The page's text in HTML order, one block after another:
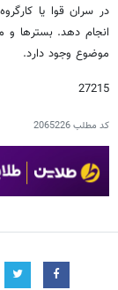
در سران قوا یا
انجام دهد. بسترها
موضوع وجود دارد.
27215
کد مطلب2065226